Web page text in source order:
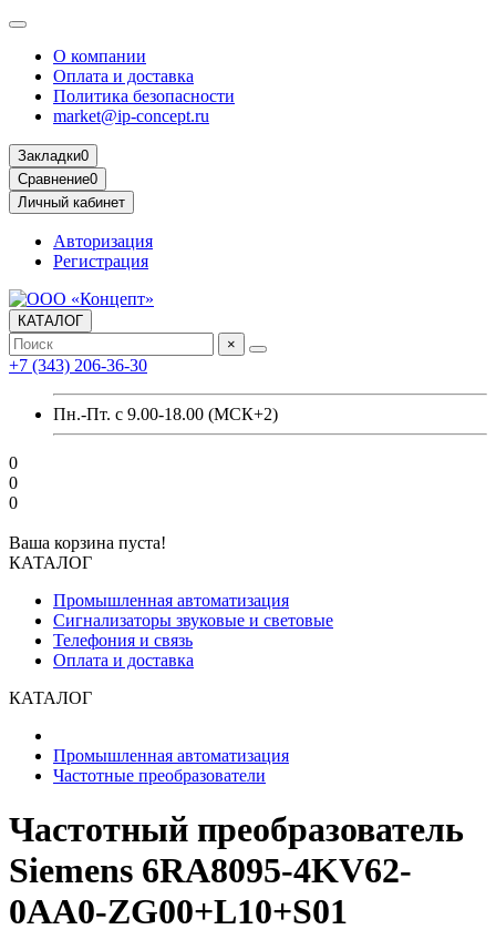
О компании
Оплата и доставка
Политика безопасности
market@ip-concept.ru
Закладки0
Сравнение0
Личный кабинет
Авторизация
Регистрация
КАТАЛОГ
×
+7 (343) 206-36-30
Пн.-Пт. с 9.00-18.00 (МСК+2)
0
0
0
Ваша корзина пуста!
КАТАЛОГ
Промышленная автоматизация
Сигнализаторы звуковые и световые
Телефония и связь
Оплата и доставка
КАТАЛОГ
Промышленная автоматизация
Частотные преобразователи
Частотный преобразователь
Siemens 6RA8095-4KV62-
0AA0-ZG00+L10+S01